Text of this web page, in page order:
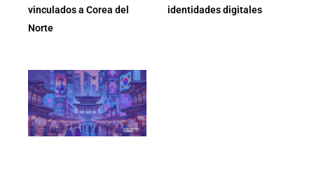
vinculados a Corea del
Norte
identidades digitales